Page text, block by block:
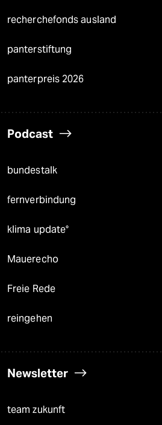
recherchefonds ausland
panterstiftung
panterpreis 2026
Podcast
bundestalk
fernverbindung
klima update°
Mauerecho
Freie Rede
reingehen
Newsletter
team zukunft